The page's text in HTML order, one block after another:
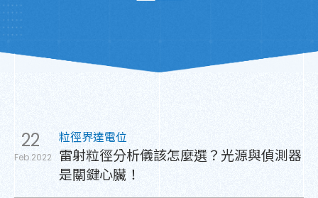
22
Feb.2022
粒徑界達電位
雷射粒徑分析儀該怎麼選？光源與偵測器
是關鍵心臟！